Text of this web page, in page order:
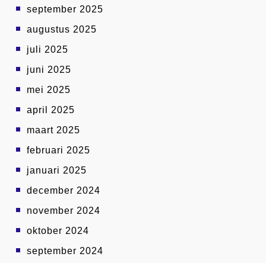
september 2025
augustus 2025
juli 2025
juni 2025
mei 2025
april 2025
maart 2025
februari 2025
januari 2025
december 2024
november 2024
oktober 2024
september 2024